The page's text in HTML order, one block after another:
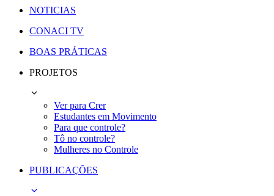
NOTICIAS
CONACI TV
BOAS PRÁTICAS
PROJETOS
Ver para Crer
Estudantes em Movimento
Para que controle?
Tô no controle?
Mulheres no Controle
PUBLICAÇÕES